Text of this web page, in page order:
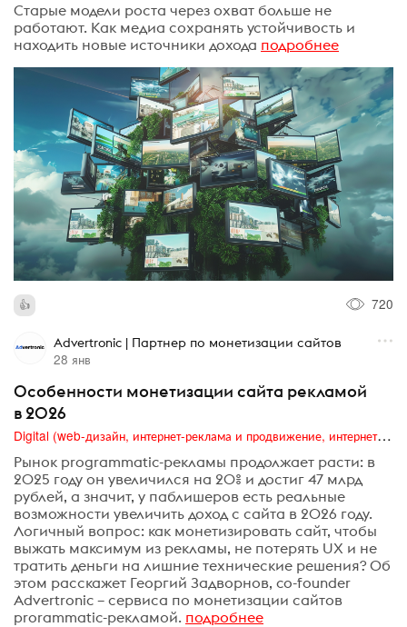
Старые модели роста через охват больше не
работают. Как медиа сохранять устойчивость и
находить новые источники дохода подробнее
720
Advertronic | Партнер по монетизации сайтов
28 янв
Особенности монетизации сайта рекламой
в 2026
Digital (web-дизайн, интернет-реклама и продвижение, интернет-сообщества и блоги, интернет-коммуникации, мобильный маркетинг, реклама на цифровых экранах)
Рынок programmatic-рекламы продолжает расти: в
2025 году он увеличился на 20% и достиг 47 млрд
рублей, а значит, у паблишеров есть реальные
возможности увеличить доход с сайта в 2026 году.
Логичный вопрос: как монетизировать сайт, чтобы
выжать максимум из рекламы, не потерять UX и не
тратить деньги на лишние технические решения? Об
этом расскажет Георгий Задворнов, co-founder
Advertronic – сервиса по монетизации сайтов
prorammatic-рекламой. подробнее